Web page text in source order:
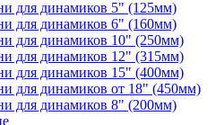
для динамиков 5" (125мм)
для динамиков 6" (160мм)
для динамиков 10" (250мм)
для динамиков 12" (315мм)
для динамиков 15" (400мм)
для динамиков от 18" (450мм)
для динамиков 8" (200мм)